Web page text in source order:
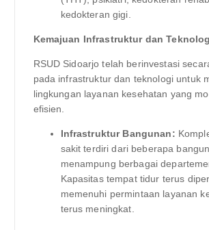
kedokteran gigi.
Kemajuan Infrastruktur dan
RSUD Sidoarjo telah berinvestasi
pada infrastruktur dan teknologi untuk
lingkungan layanan kesehatan yang
efisien.
Infrastruktur Bangunan:
sakit terdiri dari beberapa
menampung berbagai
Kapasitas tempat tidur terus
memenuhi permintaan layanan
terus meningkat.